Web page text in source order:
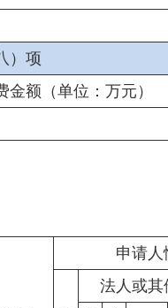
）项
金额（单位：万元）
申请人
法人或其